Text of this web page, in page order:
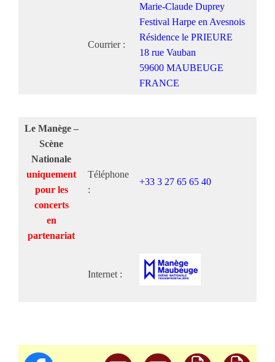
Courrier :
Marie-Claude Duprey
Festival Harpe en Avesnois
Résidence le PRIEURE
18 rue Vauban
59600 MAUBEUGE
FRANCE
Le Manège –
Scène
Nationale
uniquement
pour les
concerts
en
partenariat
Téléphone
:
+33 3 27 65 65 40
Internet :